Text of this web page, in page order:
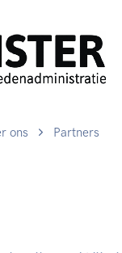
ons Partners